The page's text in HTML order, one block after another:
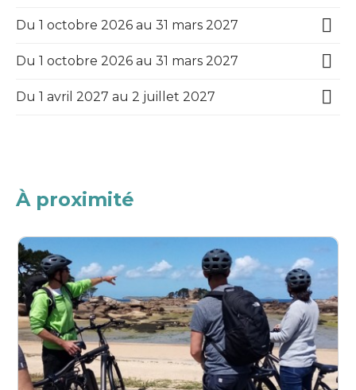
Du 1 octobre 2026 au 31 mars 2027
Du 1 octobre 2026 au 31 mars 2027
Du 1 avril 2027 au 2 juillet 2027
À proximité